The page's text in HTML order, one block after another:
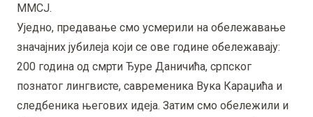
ММСЈ.
Уједно, предавање смо усмерили на обележавање
значајних јубилеја који се ове године обележавају:
200 година од смрти Ђуре Даничића, српског
познатог лингвисте, савременика Вука Караџића и
следбеника његових идеја. Затим смо обележили и